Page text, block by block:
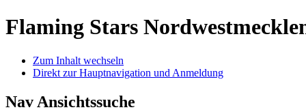
Flaming Stars
Zum Inhalt wechseln
Direkt zur Hauptnavigation und Anmeldung
Nav Ansichtssuche